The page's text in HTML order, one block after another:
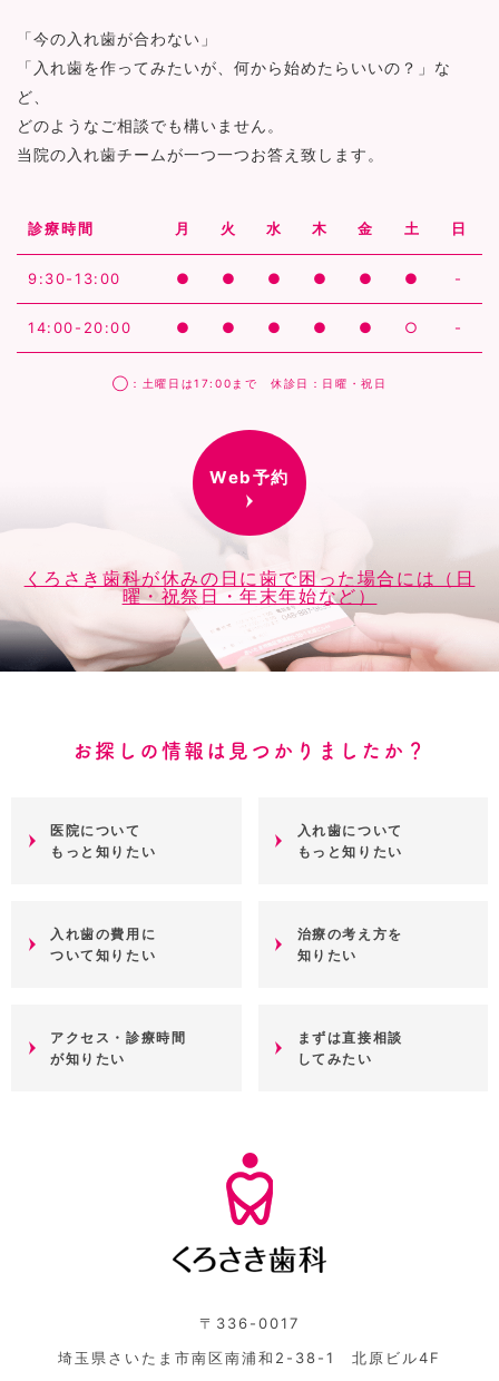
「今の入れ歯が合わない」
「入れ歯を作ってみたいが、何から始めたらいいの？」な
ど、
どのようなご相談でも構いません。
当院の入れ歯チームが一つ一つお答え致します。
診療時間 月 火 水 木 金 土 日
9:30-13:00 ● ● ● ● ● ● -
14:00-20:00 ● ● ● ● ● ○ -
◯：土曜日は17:00まで 休診日：日曜・祝日
Web予約
くろさき歯科が休みの日に歯で困った場合には（日
曜・祝祭日・年末年始など）
お探しの情報は見つかりましたか？
医院について
もっと知りたい
入れ歯について
もっと知りたい
入れ歯の費用に
ついて知りたい
治療の考え方を
知りたい
アクセス・診療時間
が知りたい
まずは直接相談
してみたい
〒336-0017
埼玉県さいたま市南区南浦和2-38-1 北原ビル4F